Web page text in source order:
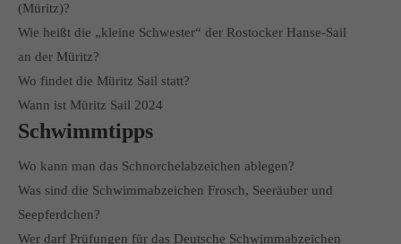
(Müritz)?
Wie heißt die „kleine Schwester“ der Rostocker Hanse-Sail
an der Müritz?
Wo findet die Müritz Sail statt?
Wann ist Müritz Sail 2024
Schwimmtipps
Wo kann man das Schnorchelabzeichen ablegen?
Was sind die Schwimmabzeichen Frosch, Seeräuber und
Seepferdchen?
Wer darf Prüfungen für das Deutsche Schwimmabzeichen